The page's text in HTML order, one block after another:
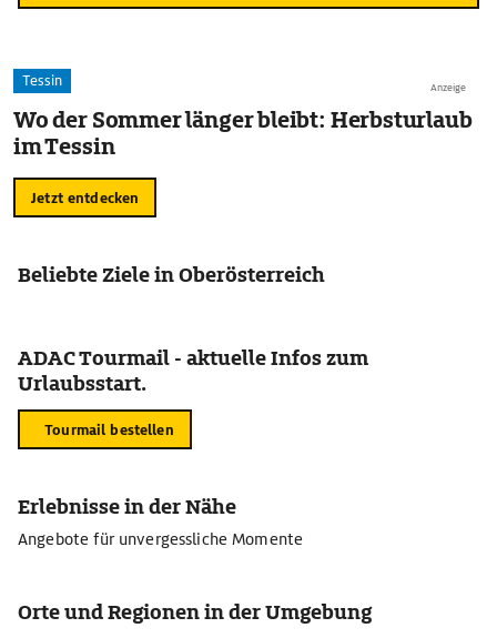
Anzeige
Tessin
Wo der Sommer länger bleibt: Herbsturlaub
im Tessin
Jetzt entdecken
Beliebte Ziele in Oberösterreich
ADAC Tourmail - aktuelle Infos zum
Urlaubsstart.
Tourmail bestellen
Erlebnisse in der Nähe
Angebote für unvergessliche Momente
Orte und Regionen in der Umgebung